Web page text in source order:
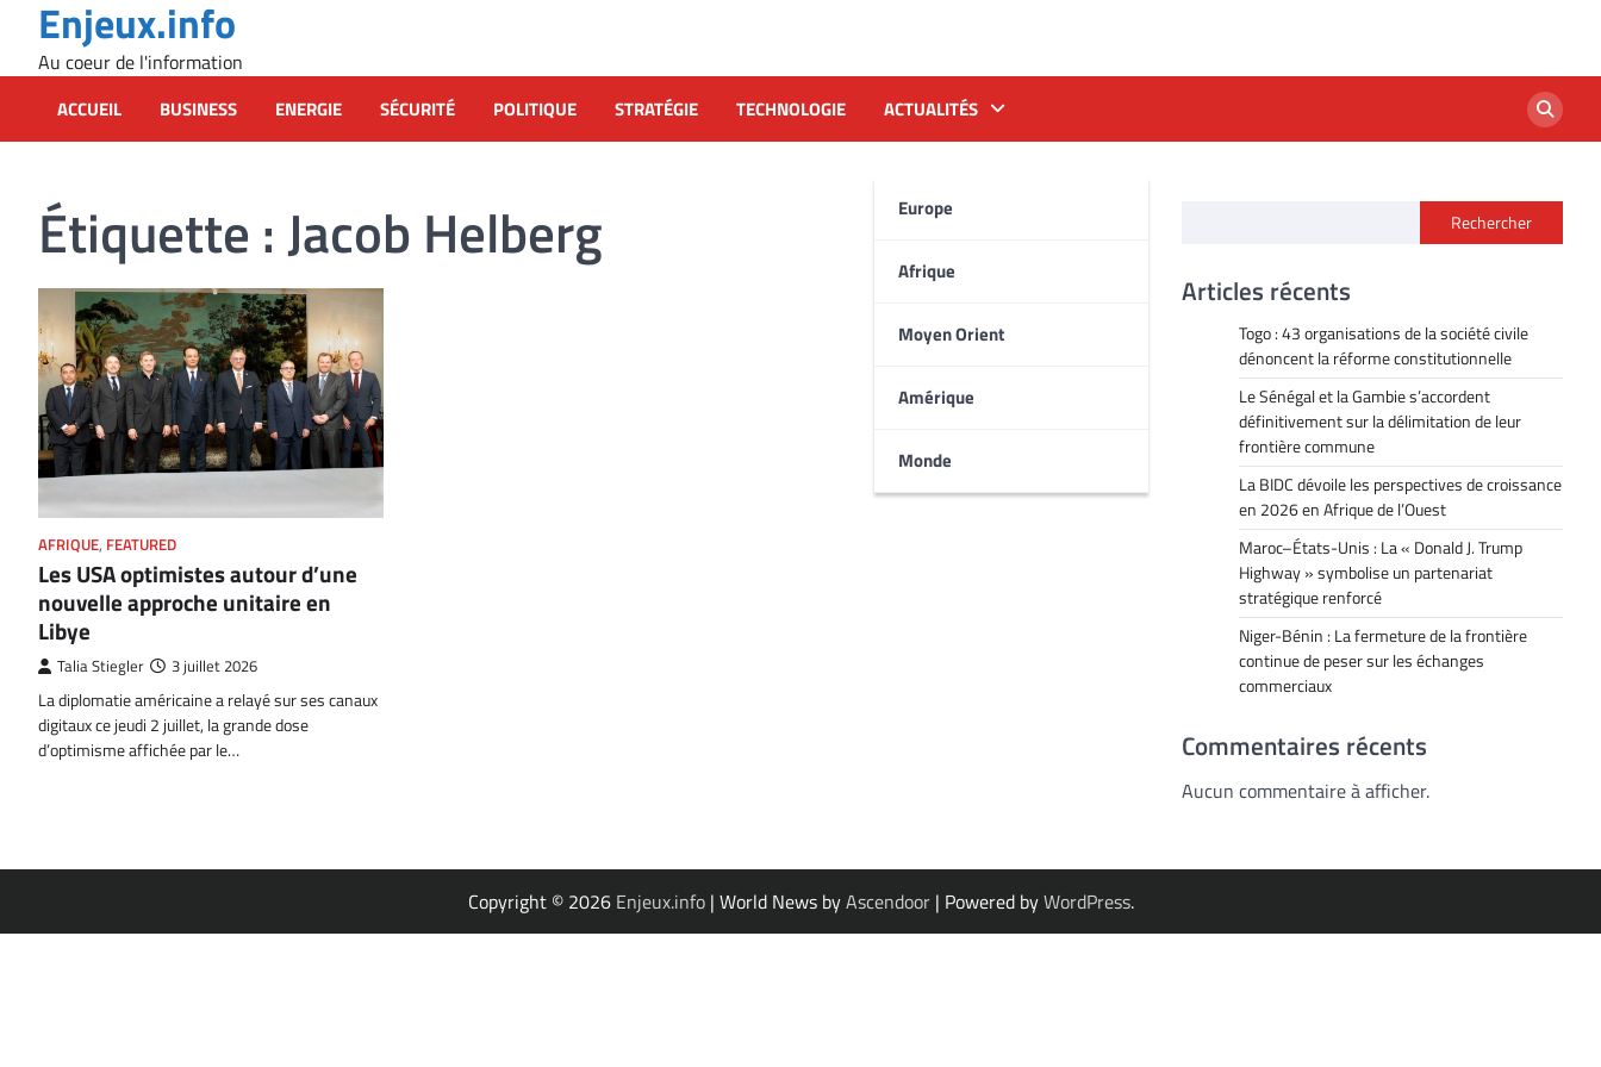
content
Enjeux.info
Au coeur de l'information
ACCUEIL BUSINESS ENERGIE SÉCURITÉ POLITIQUE STRATÉGIE TECHNOLOGIE ACTUALITÉS
Europe
Afrique
Moyen Orient
Amérique
Monde
Étiquette :Jacob Helberg
AFRIQUE, FEATURED
Les USA optimistes autour d’une
nouvelle approche unitaire en
Libye
Talia Stiegler 3 juillet 2026
La diplomatie américaine a relayé sur ses canaux
digitaux ce jeudi 2 juillet, la grande dose
d’optimisme affichée par le…
Rechercher
Articles récents
Togo : 43 organisations de la société civile
dénoncent la réforme constitutionnelle
Le Sénégal et la Gambie s’accordent
définitivement sur la délimitation de leur
frontière commune
La BIDC dévoile les perspectives de croissance
en 2026 en Afrique de l’Ouest
Maroc–États-Unis : La « Donald J. Trump
Highway » symbolise un partenariat
stratégique renforcé
Niger-Bénin : La fermeture de la frontière
continue de peser sur les échanges
commerciaux
Commentaires récents
Aucun commentaire à afficher.
Copyright © 2026 Enjeux.info| World News byAscendoor| Powered byWordPress.